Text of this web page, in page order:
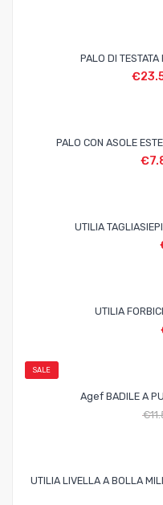
PALO DI
€
PALO CON ASOLE
€
UTILIA
UTILIA
SALE
Agef BADILE A
€
UTILIA LIVELLA A BOLLA